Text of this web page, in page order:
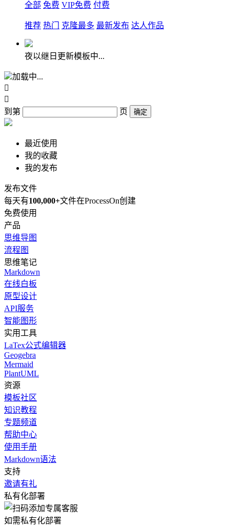
全部 免费 VIP免费 付费
推荐 热门 克隆最多 最新发布 达人作品
夜以继日更新模板中...
加载中...


到第
页 确定
最近使用
我的收藏
我的发布
发布文件
每天有100,000+文件在ProcessOn创建
免费使用
产品
思维导图
流程图
思维笔记
Markdown
在线白板
原型设计
API服务
智能图形
实用工具
LaTex公式编辑器
Geogebra
Mermaid
PlantUML
资源
模板社区
知识教程
专题频道
帮助中心
使用手册
Markdown语法
支持
邀请有礼
私有化部署
如需私有化部署